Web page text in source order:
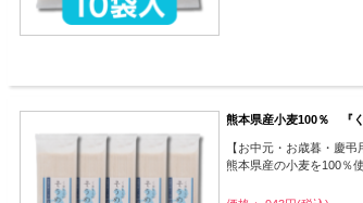
熊本県産小麦100％ 『
【お中元・お歳暮・慶弔
熊本県産の小麦を100％